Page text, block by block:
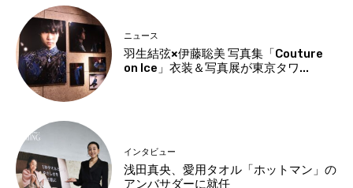
ニュース
羽生結弦×伊藤聡美 写真集「Couture
on Ice」衣装＆写真展が東京タワ...
インタビュー
浅田真央、愛用タオル「ホットマン」の
アンバサダーに就任